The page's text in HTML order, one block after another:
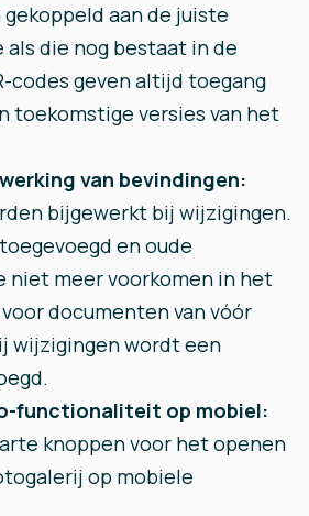
aan de juiste
die nog bestaat in de
codes geven altijd toegang
toekomstige versies van het
van bevindingen:
bijgewerkt bij wijzigingen.
en oude
niet meer voorkomen in het
documenten van vóór
wijzigingen wordt een
functionaliteit op mobiel:
knoppen voor het openen
op mobiele